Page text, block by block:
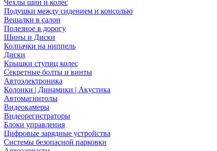
Чехлы шин и колес
Подушки между сидением и консолью
Вешалки в салон
Полезное в дорогу
Шины и Диски
Колпачки на ниппель
Диски
Крышки ступиц колес
Секретные болты и винты
Автоэлектроника
Колонки | Динамики | Акустика
Автомагнитолы
Видеокамеры
Видеорегистраторы
Блоки управления
Цифровые зарядные устройства
Системы безопасной парковки